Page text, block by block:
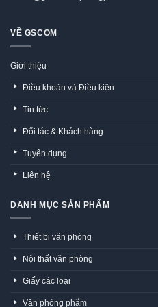
VỀ GSCOM
Giới thiệu
Điều khoản và Điều kiện
Tin tức
Đối tác & Khách hàng
Tuyển dụng
Liên hệ
DANH MỤC SẢN PHẨM
Thiết bị văn phòng
Nội thất văn phòng
Giấy các loại
Văn phòng phẩm